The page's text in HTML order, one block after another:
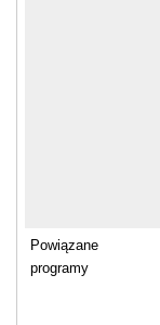
Powiązane
programy